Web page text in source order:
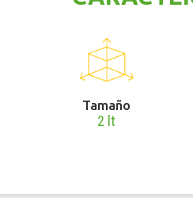
Tamaño
2 lt